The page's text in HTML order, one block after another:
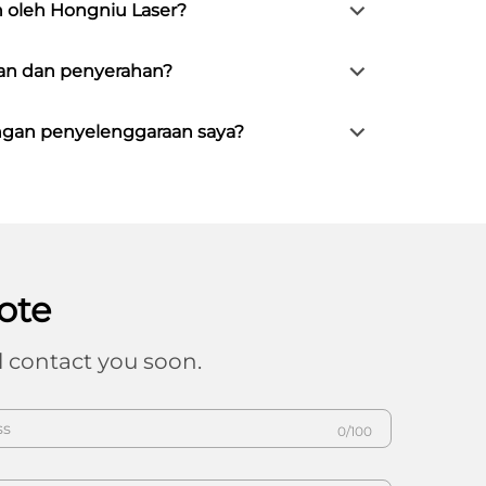
oleh Hongniu Laser?
dan penyerahan?
penyelenggaraan saya?
you soon.
0/100